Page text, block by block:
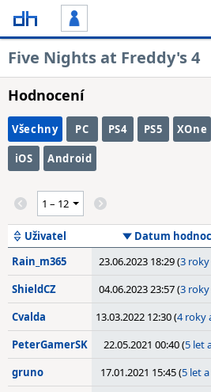
Five Nights at Freddy's 4
Hodnocení
Všechny PC PS4 PS5 XOne
iOS Android
Uživatel Datum
Rain_m365
23.06.2023 18:29 (3 roky
ShieldCZ 04.06.2023 23:57 (3 roky
Cvalda 13.03.2022 12:30 (4 roky
PeterGamerSK 22.05.2021 00:40 (5 let
gruno 17.01.2021 15:45 (5 let